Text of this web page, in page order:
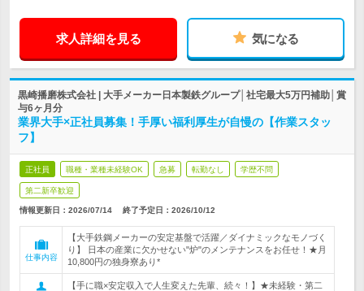
求人詳細を見る 気になる
黒崎播磨株式会社 | 大手メーカー日本製鉄グループ│社宅最大5万円補助│賞
与6ヶ月分
業界大手×正社員募集！手厚い福利厚生が自慢の【作業スタッ
フ】
正社員 職種・業種未経験OK 急募 転勤なし 学歴不問
第二新卒歓迎
情報更新日：2026/07/14 終了予定日： 2026/10/12
仕事内容
【大手鉄鋼メーカーの安定基盤で活躍／ダイナミックなモノづく
り】 日本の産業に欠かせない"炉"のメンテナンスをお任せ！★月
10,800円の独身寮あり*
【手に職×安定収入で人生変えた先輩、続々！】★未経験・第二